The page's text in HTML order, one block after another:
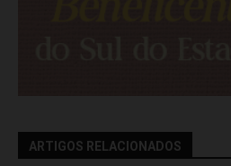
ARTIGOS RELACIONADOS